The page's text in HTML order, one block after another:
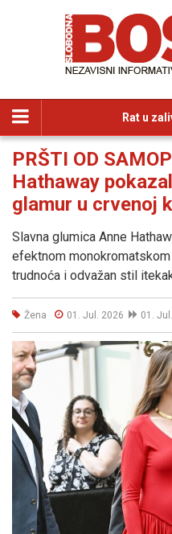
Rat u
PRŠTI OD
Hathaway
glamur u crvenoj
Slavna glumica Anne
efektnom
trudnoća i odvažan stil
Žena 01. Jul. 2026 01.